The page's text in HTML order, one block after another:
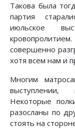
Такова была
партия
июльское
совершенно
хотя всем нам и
Многим
выступлении,
Некоторые
разосланы по
стоять на